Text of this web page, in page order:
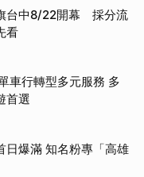
台中8/22開幕 採分流
看
車行轉型多元服務 多
首選
日爆滿 知名粉專「高雄